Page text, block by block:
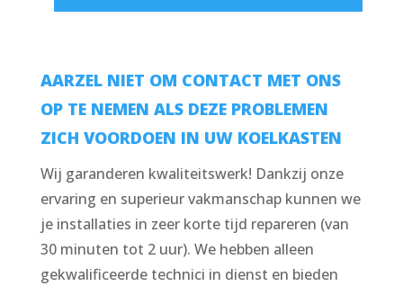
AARZEL NIET OM CONTACT MET ONS
OP TE NEMEN ALS DEZE PROBLEMEN
ZICH VOORDOEN IN UW KOELKASTEN
Wij garanderen kwaliteitswerk! Dankzij onze
ervaring en superieur vakmanschap kunnen we
je installaties in zeer korte tijd repareren (van
30 minuten tot 2 uur). We hebben alleen
gekwalificeerde technici in dienst en bieden